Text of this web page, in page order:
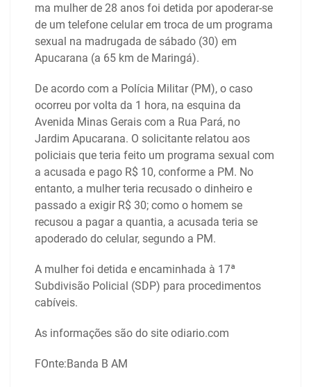
ma mulher de 28 anos foi detida por apoderar-se
de um telefone celular em troca de um programa
sexual na madrugada de sábado (30) em
Apucarana (a 65 km de Maringá).
De acordo com a Polícia Militar (PM), o caso
ocorreu por volta da 1 hora, na esquina da
Avenida Minas Gerais com a Rua Pará, no
Jardim Apucarana. O solicitante relatou aos
policiais que teria feito um programa sexual com
a acusada e pago R$ 10, conforme a PM. No
entanto, a mulher teria recusado o dinheiro e
passado a exigir R$ 30; como o homem se
recusou a pagar a quantia, a acusada teria se
apoderado do celular, segundo a PM.
A mulher foi detida e encaminhada à 17ª
Subdivisão Policial (SDP) para procedimentos
cabíveis.
As informações são do site odiario.com
FOnte:Banda B AM